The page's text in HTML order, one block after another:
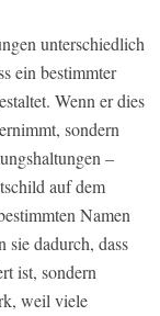
unterschiedlich
ein bestimmter
Wenn er dies
sondern
–
auf dem
Namen
sie dadurch, dass
ist, sondern
weil viele